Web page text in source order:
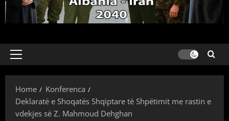
Primary
Home
Konferenca
Deklaratë e Shoqatës Shqiptare të Shpëtimit me rastin e
vdekjes së Z. Mahmoud Dehghan